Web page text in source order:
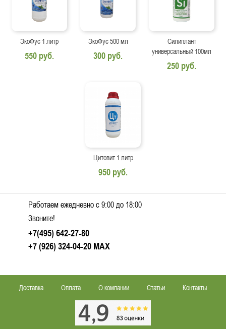
ЭкоФус 1 литр
550 руб.
ЭкоФус 500 мл
300 руб.
Силиплант
универсальный 100мл
250 руб.
Цитовит 1 литр
950 руб.
Работаем ежедневно c 9:00 до 18:00
Звоните!
+7(495) 642-27-80
+7 (926) 324-04-20 MAX
Доставка Оплата О компании Статьи Контакты